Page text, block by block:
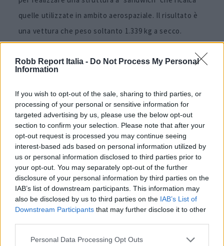
Robb Report Italia - Do Not Process My Personal
Information
If you wish to opt-out of the sale, sharing to third parties, or
processing of your personal or sensitive information for
targeted advertising by us, please use the below opt-out
section to confirm your selection. Please note that after your
opt-out request is processed you may continue seeing
interest-based ads based on personal information utilized by
us or personal information disclosed to third parties prior to
your opt-out. You may separately opt-out of the further
disclosure of your personal information by third parties on the
IAB’s list of downstream participants. This information may
also be disclosed by us to third parties on the IAB’s List of
Downstream Participants that may further disclose it to other
Personal Data Processing Opt Outs
quelle utilizzate in ambito aerospaziale. Il risultato è
una vettura che peso soltanto 1.339 kg a secco.
Per altri contenuti iscriviti alla newsletter di Robb
RELATED POSTS